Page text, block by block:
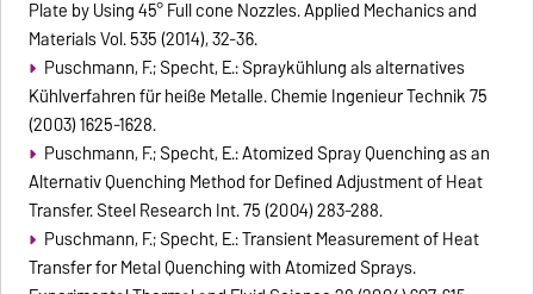
Plate by Using 45° Full cone Nozzles. Applied Mechanics and
Materials Vol. 535 (2014), 32-36.
Puschmann, F.; Specht, E.: Spraykühlung als alternatives
Kühlverfahren für heiße Metalle. Chemie Ingenieur Technik 75
(2003) 1625-1628.
Puschmann, F.; Specht, E.: Atomized Spray Quenching as an
Alternativ Quenching Method for Defined Adjustment of Heat
Transfer. Steel Research Int. 75 (2004) 283-288.
Puschmann, F.; Specht, E.: Transient Measurement of Heat
Transfer for Metal Quenching with Atomized Sprays.